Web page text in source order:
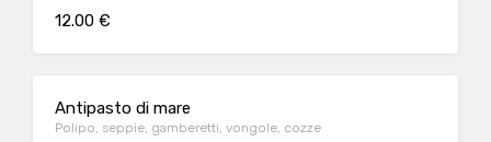
12.00 €
Antipasto di mare
Polipo, seppie, gamberetti, vongole, cozze